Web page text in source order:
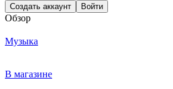
Создать аккаунт Войти
Обзор
Музыка
В магазине